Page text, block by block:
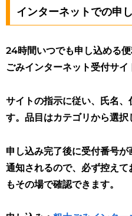
インターネットでの申
24時間いつでも申し込める
ごみインターネット受付サイ
サイトの指示に従い、氏名
す。品目はカテゴリから選択
申し込み完了後に受付番号
通知されるので、必ず控えて
もその場で確認できます。